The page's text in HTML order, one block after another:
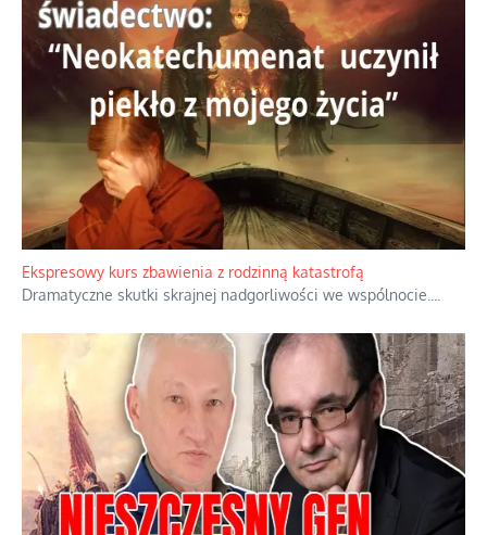
Ekspresowy kurs zbawienia z rodzinną katastrofą
Dramatyczne skutki skrajnej nadgorliwości we wspólnocie.